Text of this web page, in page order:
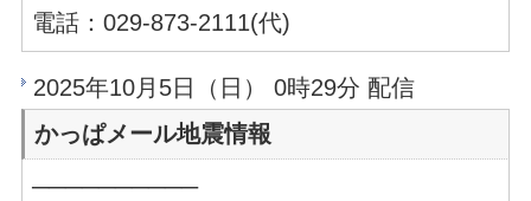
電話：029-873-2111(代)
2025年10月5日（日） 0時29分 配信
かっぱメール地震情報
──────────